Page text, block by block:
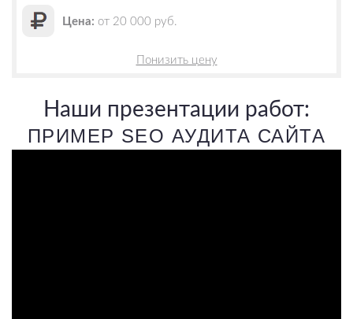
Цена: от 20 000 руб.
Понизить цену
Наши презентации работ:
ПРИМЕР SEO АУДИТА САЙТА